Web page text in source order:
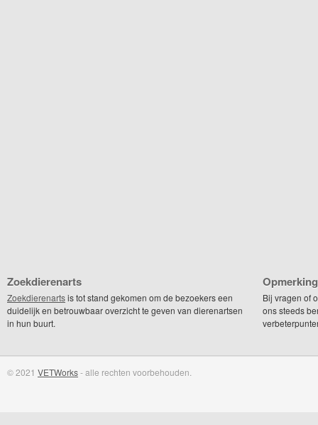
Zoekdierenarts
Zoekdierenartsis tot stand gekomen om de bezoekers een
duidelijk en betrouwbaar overzicht te geven van dierenartsen
in hun buurt.
Bij vragen of
ons steeds
© 2021 VETWorks- alle rechten voorbehouden.